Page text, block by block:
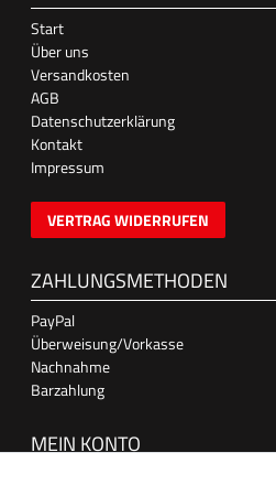
Start
Über uns
Versandkosten
AGB
Datenschutzerklärung
Kontakt
Impressum
VERTRAG WIDERRUFEN
ZAHLUNGSMETHODEN
PayPal
Überweisung/Vorkasse
Nachnahme
Barzahlung
MEIN KONTO